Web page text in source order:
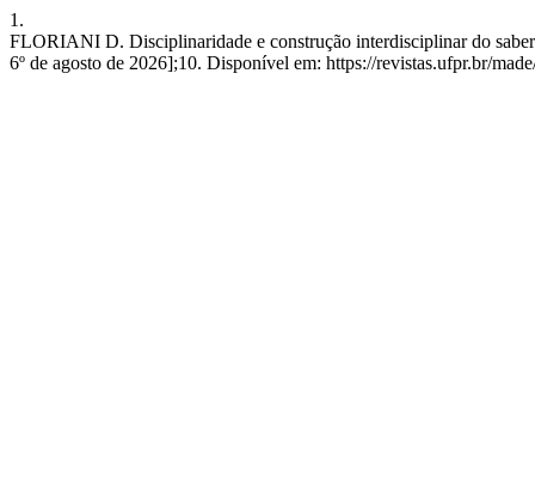
1.
FLORIANI D. Disciplinaridade e construção interdisciplinar do
6º de agosto de 2026];10. Disponível em: https://revistas.ufpr.br/